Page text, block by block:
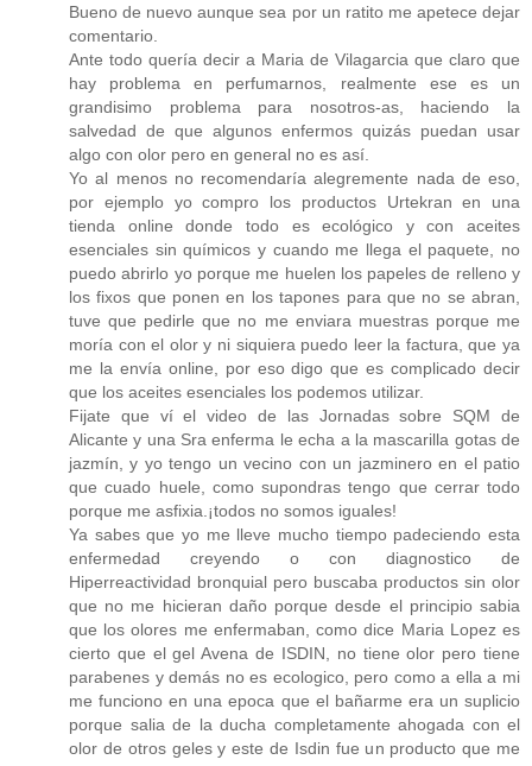
Bueno de nuevo aunque sea por un ratito me apetece dejar
comentario.
Ante todo quería decir a Maria de Vilagarcia que claro que
hay problema en perfumarnos, realmente ese es un
grandisimo problema para nosotros-as, haciendo la
salvedad de que algunos enfermos quizás puedan usar
algo con olor pero en general no es así.
Yo al menos no recomendaría alegremente nada de eso,
por ejemplo yo compro los productos Urtekran en una
tienda online donde todo es ecológico y con aceites
esenciales sin químicos y cuando me llega el paquete, no
puedo abrirlo yo porque me huelen los papeles de relleno y
los fixos que ponen en los tapones para que no se abran,
tuve que pedirle que no me enviara muestras porque me
moría con el olor y ni siquiera puedo leer la factura, que ya
me la envía online, por eso digo que es complicado decir
que los aceites esenciales los podemos utilizar.
Fijate que ví el video de las Jornadas sobre SQM de
Alicante y una Sra enferma le echa a la mascarilla gotas de
jazmín, y yo tengo un vecino con un jazminero en el patio
que cuado huele, como supondras tengo que cerrar todo
porque me asfixia.¡todos no somos iguales!
Ya sabes que yo me lleve mucho tiempo padeciendo esta
enfermedad creyendo o con diagnostico de
Hiperreactividad bronquial pero buscaba productos sin olor
que no me hicieran daño porque desde el principio sabia
que los olores me enfermaban, como dice Maria Lopez es
cierto que el gel Avena de ISDIN, no tiene olor pero tiene
parabenes y demás no es ecologico, pero como a ella a mi
me funciono en una epoca que el bañarme era un suplicio
porque salia de la ducha completamente ahogada con el
olor de otros geles y este de Isdin fue un producto que me